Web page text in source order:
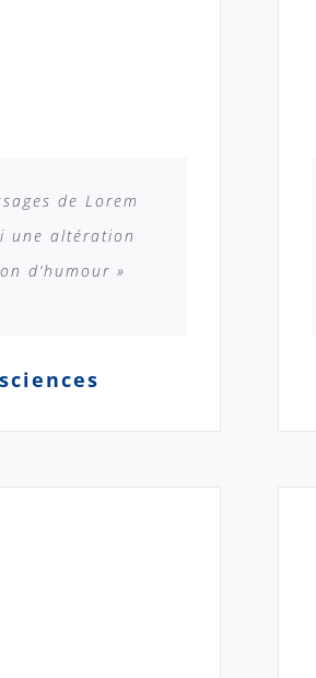
de Lorem
une altération
d’humour »